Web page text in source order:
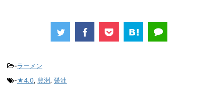
-ラーメン
-★4.0, 豊洲, 醤油